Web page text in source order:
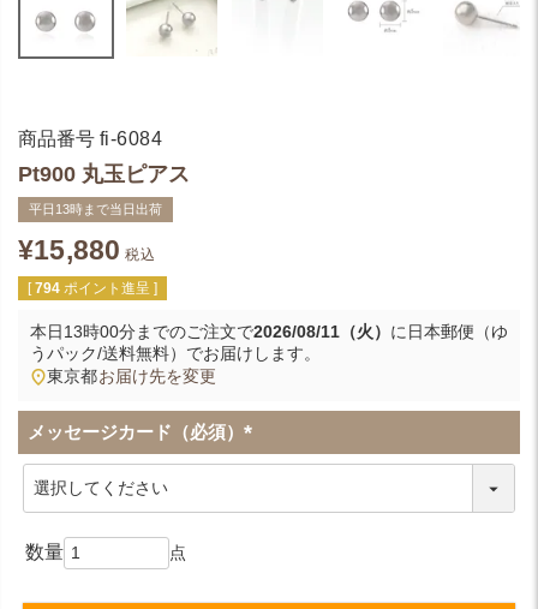
商品番号 fi-6084
Pt900 丸玉ピアス
平日13時まで当日出荷
¥15,880 税込
[ 794 ポイント進呈 ]
本日13時00分までのご注文で2026/08/11（火） に 日本郵便（ゆ
うパック/送料無料） でお届けします。
東京都お届け先を変更
メッセージカード（必須）
(